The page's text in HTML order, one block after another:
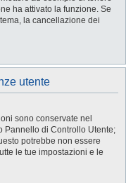
ha attivato la funzione. Se
la cancellazione dei
utente
sono conservate nel
Pannello di Controllo Utente;
potrebbe non essere
le tue impostazioni e le